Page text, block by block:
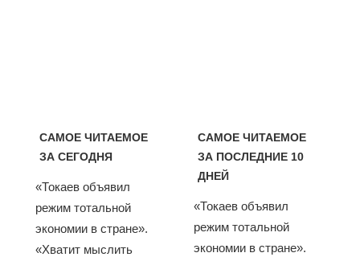
САМОЕ ЧИТАЕМОЕ
ЗА СЕГОДНЯ
«Токаев объявил
режим тотальной
экономии в стране».
«Хватит мыслить
САМОЕ ЧИТАЕМОЕ
ЗА ПОСЛЕДНИЕ 10
ДНЕЙ
«Токаев объявил
режим тотальной
экономии в стране».